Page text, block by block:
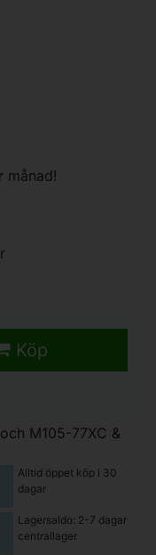
månad!
Köp
M105-77XC &
Alltid öppet köp i 30
dagar
Lagersaldo: 2-7 dagar
centrallager